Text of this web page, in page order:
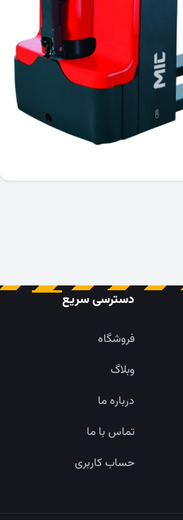
دسترسی سریع
فروشگاه
وبلاگ
درباره ما
تماس با ما
حساب کاربری